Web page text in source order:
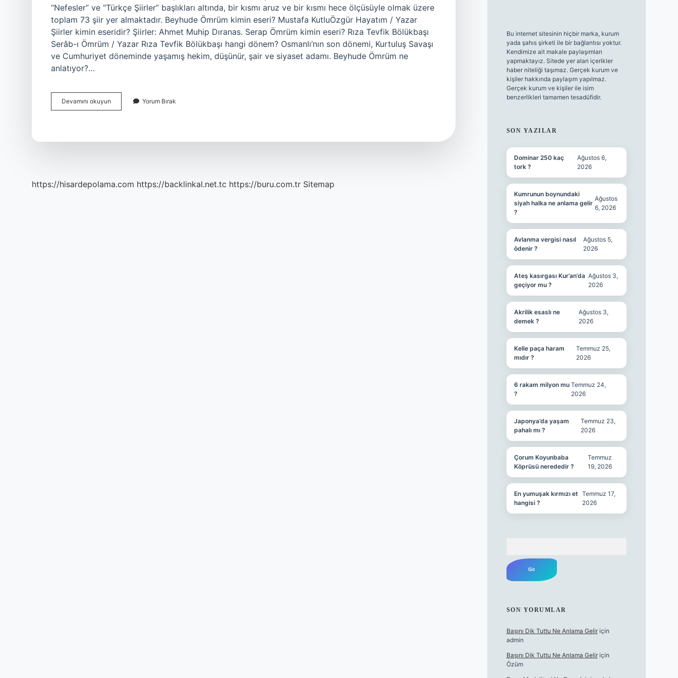
“Nefesler” ve “Türkçe Şiirler” başlıkları altında, bir kısmı aruz ve bir kısmı hece ölçüsüyle olmak üzere
toplam 73 şiir yer almaktadır. Beyhude Ömrüm kimin eseri? Mustafa KutluÖzgür Hayatım / Yazar
Şiirler kimin eseridir? Şiirler: Ahmet Muhip Dıranas. Serap Ömrüm kimin eseri? Rıza Tevfik Bölükbaşı
Serâb-ı Ömrüm / Yazar Rıza Tevfik Bölükbaşı hangi dönem? Osmanlı’nın son dönemi, Kurtuluş Savaşı
ve Cumhuriyet döneminde yaşamış hekim, düşünür, şair ve siyaset adamı. Beyhude Ömrüm ne
anlatıyor?…
Devamını okuyun
Kimin
Yorum Bırak
https://hisardepolama.com https://backlinkal.net.tc https://buru.com.tr Sitemap
Bu internet sitesinin hiçbir marka, kurum
yada şahıs şirketi ile bir bağlantısı yoktur.
Kendimize ait makale paylaşımları
yapmaktayız. Sitede yer alan içerikler
haber niteliği taşımaz. Gerçek kurum ve
kişiler hakkında paylaşım yapılmaz.
Gerçek kurum ve kişiler ile isim
benzerlikleri tamamen tesadüfidir.
SON YAZILAR
Dominar 250 kaç
tork ?
Ağustos 6,
2026
Kumrunun boynundaki
siyah halka ne anlama gelir
?
Ağustos
6, 2026
Avlanma vergisi nasıl
ödenir ?
Ağustos 5,
2026
Ateş kasırgası Kur’an’da
geçiyor mu ?
Ağustos 3,
2026
Akrilik esaslı ne
demek ?
Ağustos 3,
2026
Kelle paça haram
mıdır ?
Temmuz 25,
2026
6 rakam milyon mu
?
Temmuz 24,
2026
Japonya’da yaşam
pahalı mı ?
Temmuz 23,
2026
Çorum Koyunbaba
Köprüsü nerededir ?
Temmuz
19, 2026
En yumuşak kırmızı et
hangisi ?
Temmuz 17,
2026
SON YORUMLAR
Başını Dik Tuttu Ne Anlama Geliriçin
admin
Başını Dik Tuttu Ne Anlama Geliriçin
Özüm